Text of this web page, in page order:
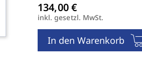
inkl. gesetzl. MwSt.
In den Warenkorb